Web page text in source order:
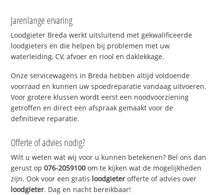
Jarenlange ervaring
Loodgieter Breda werkt uitsluitend met gekwalificeerde
loodgieters en die helpen bij problemen met uw
waterleiding, CV, afvoer en riool en daklekkage.
Onze servicewagens in Breda hebben altijd voldoende
voorraad en kunnen uw spoedreparatie vandaag uitvoeren.
Voor grotere klussen wordt eerst een noodvoorziening
getroffen en direct een afspraak gemaakt voor de
definitieve reparatie.
Offerte of advies nodig?
Wilt u weten wat wij voor u kunnen betekenen? Bel ons dan
gerust op076-2059100 om te kijken wat de mogelijkheden
zijn. Ook voor een gratis loodgieter offerte of advies over
loodgieter. Dag en nacht bereikbaar!